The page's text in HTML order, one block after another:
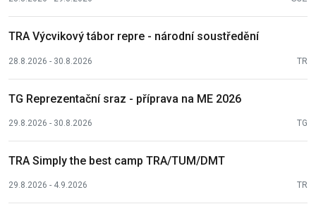
TRA Výcvikový tábor repre - národní soustředění
28.8.2026 - 30.8.2026 TR
TG Reprezentační sraz - příprava na ME 2026
29.8.2026 - 30.8.2026 TG
TRA Simply the best camp TRA/TUM/DMT
29.8.2026 - 4.9.2026 TR